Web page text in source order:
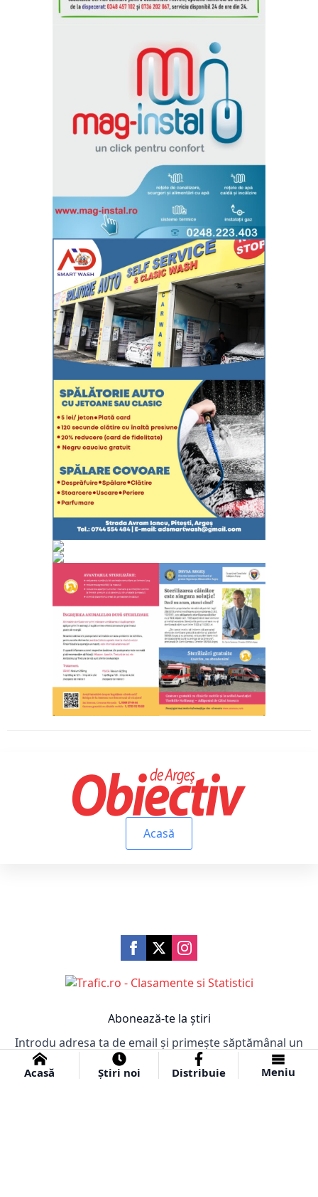
Acasă Știri noi Distribuie Meniu
Acasă
Abonează-te la știri
Introdu adresa ta de email și primește săptămânal un
email cu cele mai importante știri!